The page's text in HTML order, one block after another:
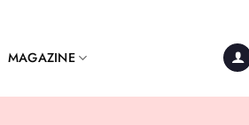
MAGAZINE